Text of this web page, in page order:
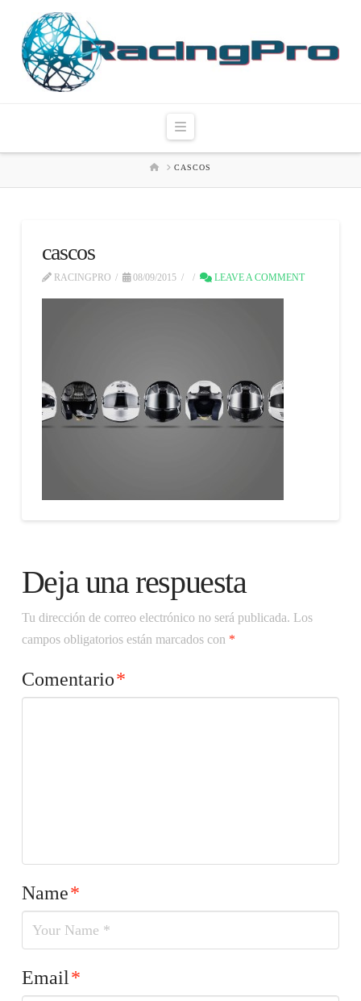
Navigation
HOMECASCOS
cascos
RACINGPRO 08/09/2015 LEAVE A COMMENT
Deja una respuesta
Tu dirección de correo electrónico no será publicada. Los
campos obligatorios están marcados con *
Comentario*
Name*
Email*